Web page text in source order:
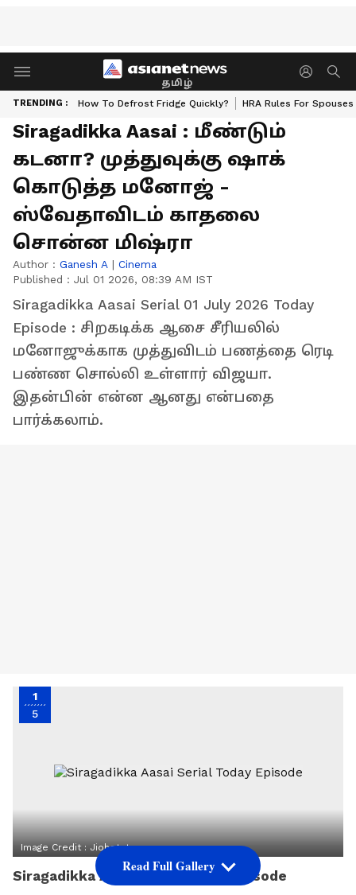
தமிழ்
TRENDING : How To Defrost Fridge Quickly? HRA Rules For Spouses
Siragadikka Aasai : மீண்டும்
கடனா? முத்துவுக்கு ஷாக்
கொடுத்த மனோஜ் -
ஸ்வேதாவிடம் காதலை
சொன்ன மிஷ்ரா
Author : Ganesh A | Cinema
Published : Jul 01 2026, 08:39 AM IST
Siragadikka Aasai Serial 01 July 2026 Today
Episode : சிறகடிக்க ஆசை சீரியலில்
மனோஜுக்காக முத்துவிடம் பணத்தை ரெடி
பண்ண சொல்லி உள்ளார் விஜயா.
இதன்பின் என்ன ஆனது என்பதை
பார்க்கலாம்.
1
5
Image Credit : Jiohotstar
Siragadikka Aasai Serial Today Episode
Read Full Gallery